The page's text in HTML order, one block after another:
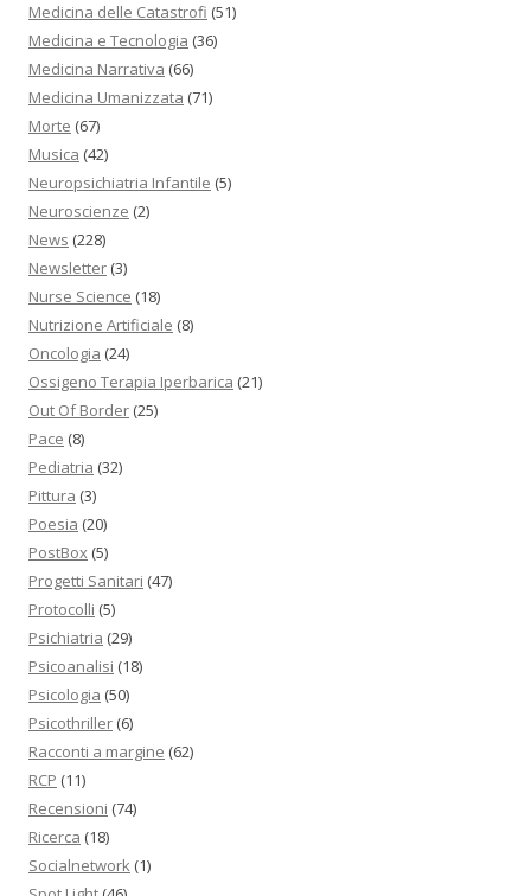
Medicina delle Catastrofi (51)
Medicina e Tecnologia (36)
Medicina Narrativa (66)
Medicina Umanizzata (71)
Morte (67)
Musica (42)
Neuropsichiatria Infantile (5)
Neuroscienze (2)
News (228)
Newsletter (3)
Nurse Science (18)
Nutrizione Artificiale (8)
Oncologia (24)
Ossigeno Terapia Iperbarica (21)
Out Of Border (25)
Pace (8)
Pediatria (32)
Pittura (3)
Poesia (20)
PostBox (5)
Progetti Sanitari (47)
Protocolli (5)
Psichiatria (29)
Psicoanalisi (18)
Psicologia (50)
Psicothriller (6)
Racconti a margine (62)
RCP (11)
Recensioni (74)
Ricerca (18)
Socialnetwork (1)